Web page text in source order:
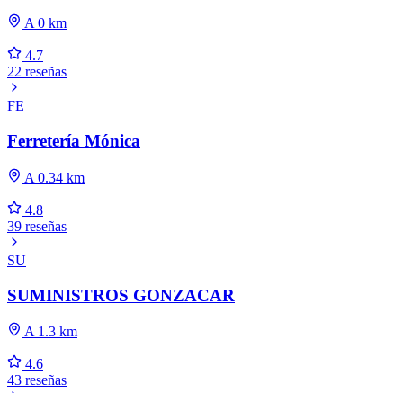
A 0 km
4.7
22 reseñas
FE
Ferretería Mónica
A 0.34 km
4.8
39 reseñas
SU
SUMINISTROS GONZACAR
A 1.3 km
4.6
43 reseñas